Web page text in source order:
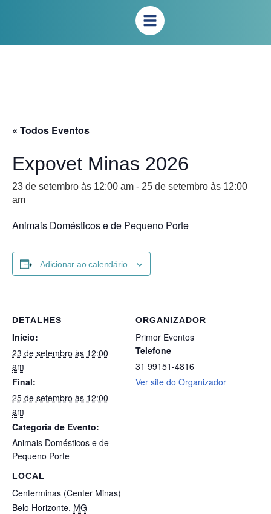
« Todos Eventos
Expovet Minas 2026
23 de setembro às 12:00 am - 25 de setembro às 12:00
am
Animais Domésticos e de Pequeno Porte
Adicionar ao calendário
DETALHES
Início:
23 de setembro às 12:00
am
Final:
25 de setembro às 12:00
am
Categoria de Evento:
Animais Domésticos e de
Pequeno Porte
LOCAL
Centerminas (Center Minas)
Belo Horizonte, MG
ORGANIZADOR
Primor Eventos
Telefone
31 99151-4816
Ver site do Organizador